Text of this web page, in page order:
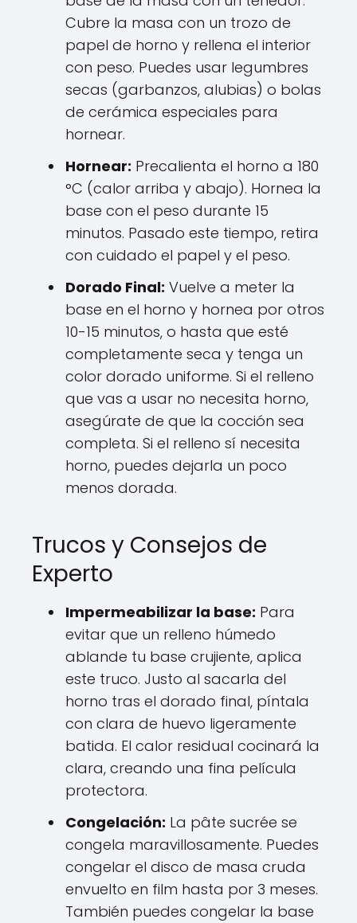
Cubre la masa con un trozo de
papel de horno y rellena el interior
con peso. Puedes usar legumbres
secas (garbanzos, alubias) o bolas
de cerámica especiales para
hornear.
Hornear: Precalienta el horno a 180
°C (calor arriba y abajo). Hornea la
base con el peso durante 15
minutos. Pasado este tiempo, retira
con cuidado el papel y el peso.
Dorado Final: Vuelve a meter la
base en el horno y hornea por otros
10-15 minutos, o hasta que esté
completamente seca y tenga un
color dorado uniforme. Si el relleno
que vas a usar no necesita horno,
asegúrate de que la cocción sea
completa. Si el relleno sí necesita
horno, puedes dejarla un poco
menos dorada.
Trucos y Consejos de
Experto
Impermeabilizar la base: Para
evitar que un relleno húmedo
ablande tu base crujiente, aplica
este truco. Justo al sacarla del
horno tras el dorado final, píntala
con clara de huevo ligeramente
batida. El calor residual cocinará la
clara, creando una fina película
protectora.
Congelación: La pâte sucrée se
congela maravillosamente. Puedes
congelar el disco de masa cruda
envuelto en film hasta por 3 meses.
También puedes congelar la base